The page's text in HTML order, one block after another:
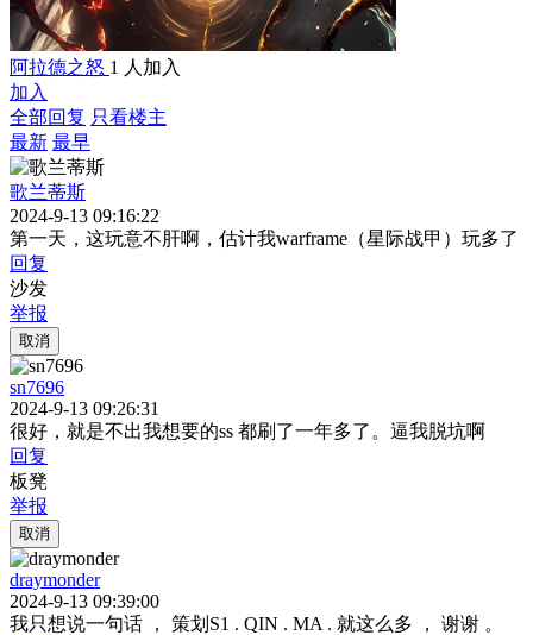
阿拉德之怒 1 人加入
加入
全部回复 只看楼主
最新 最早
歌兰蒂斯
2024-9-13 09:16:22
第一天，这玩意不肝啊，估计我warframe（星际战甲）玩多了
回复
沙发
举报
取消
sn7696
2024-9-13 09:26:31
很好，就是不出我想要的ss 都刷了一年多了。逼我脱坑啊
回复
板凳
举报
取消
draymonder
2024-9-13 09:39:00
我只想说一句话 ， 策划S1 . QIN . MA . 就这么多 ， 谢谢 。